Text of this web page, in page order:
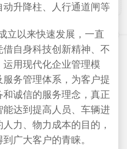
动升降柱、人行通道闸等
立以来快速发展，一直
自身科技创新精神、不
运用现代化企业管理模
务管理体系，为客户提
诚信的服务理念，真正
达到提高人员、车辆进
力、物力成本的目的，
广大客户的青睐。